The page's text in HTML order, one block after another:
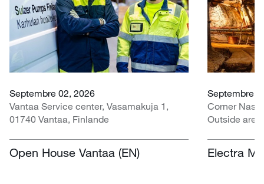
Septembre 02, 2026
Vantaa Service center, Vasamakuja 1,
01740 Vantaa, Finlande
Open House Vantaa (EN)
Septembre
Corner
Outside area
Electra